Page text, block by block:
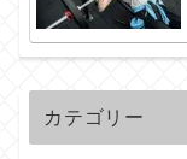
カテゴリー